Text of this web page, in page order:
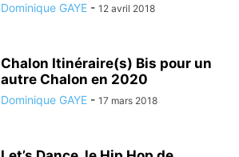
Dominique GAYE - 12 avril 2018
Chalon Itinéraire(s) Bis pour un
autre Chalon en 2020
Dominique GAYE - 17 mars 2018